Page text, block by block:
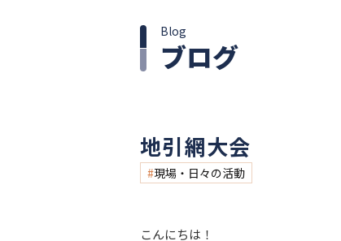
ブログ
Blog
地引網大会
現場・日々の活動
こんにちは！